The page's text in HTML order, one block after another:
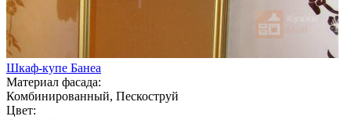
Шкаф-купе Банеа
Материал фасада:
Комбинированный, Пескоструй
Цвет: